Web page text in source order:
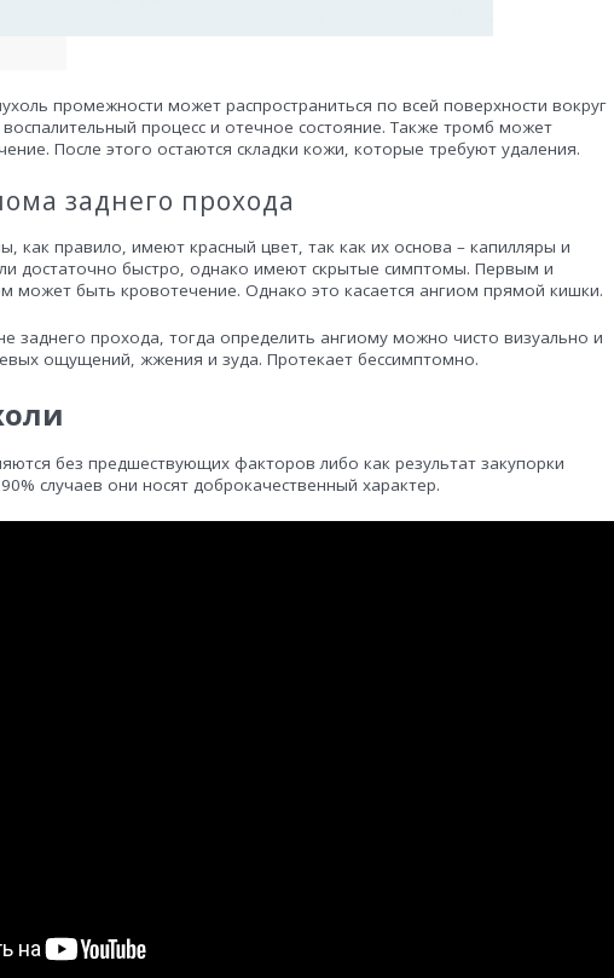
промежности может распространиться по всей поверхности вокруг
процесс и отечное состояние. Также тромб может
После этого остаются складки кожи, которые требуют удаления.
заднего прохода
как правило, имеют красный цвет, так как их основа – капилляры и
достаточно быстро, однако имеют скрытые симптомы. Первым и
может быть кровотечение. Однако это касается ангиом прямой кишки.
заднего прохода, тогда определить ангиому можно чисто визуально и
ощущений, жжения и зуда. Протекает бессимптомно.
без предшествующих факторов либо как результат закупорки
случаев они носят доброкачественный характер.